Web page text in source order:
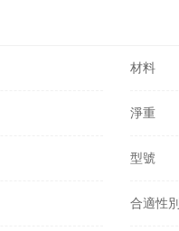
材料
淨重
型號
合適性別